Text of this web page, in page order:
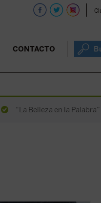
CONTACTO
“La Belleza en la